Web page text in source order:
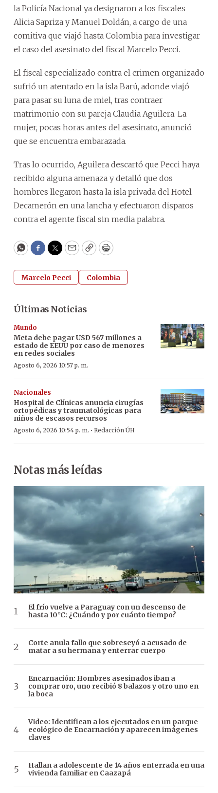
la Policía Nacional ya designaron a los fiscales
Alicia Sapriza y Manuel Doldán, a cargo de una
comitiva que viajó hasta Colombia para investigar
el caso del asesinato del fiscal Marcelo Pecci.
El fiscal especializado contra el crimen organizado
sufrió un atentado en la isla Barú, adonde viajó
para pasar su luna de miel, tras contraer
matrimonio con su pareja Claudia Aguilera. La
mujer, pocas horas antes del asesinato, anunció
que se encuentra embarazada.
Tras lo ocurrido, Aguilera descartó que Pecci haya
recibido alguna amenaza y detalló que dos
hombres llegaron hasta la isla privada del Hotel
Decamerón en una lancha y efectuaron disparos
contra el agente fiscal sin media palabra.
WhatsApp
Facebook
Twitter
EmailCopyPrint
Marcelo Pecci Colombia
Últimas Noticias
Mundo
Meta debe pagar USD 567 millones a
estado de EEUU por caso de menores
en redes sociales
Agosto 6, 2026 10:57 p. m.
Nacionales
Hospital de Clínicas anuncia cirugías
ortopédicas y traumatológicas para
niños de escasos recursos
Agosto 6, 2026 10:54 p. m. · Redacción ÚH
Notas más leídas
El frío vuelve a Paraguay con un descenso de
hasta 10°C: ¿Cuándo y por cuánto tiempo?
Corte anula fallo que sobreseyó a acusado de
matar a su hermana y enterrar cuerpo
Encarnación: Hombres asesinados iban a
comprar oro, uno recibió 8 balazos y otro uno en
la boca
Video: Identifican a los ejecutados en un parque
ecológico de Encarnación y aparecen imágenes
claves
Hallan a adolescente de 14 años enterrada en una
vivienda familiar en Caazapá